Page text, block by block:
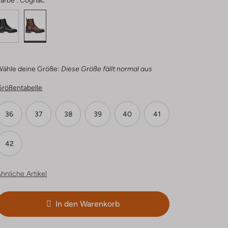
deine Größe: Diese Größe fällt normal aus
36 37 38 39 40 41
42
Artikel
In den Warenkorb